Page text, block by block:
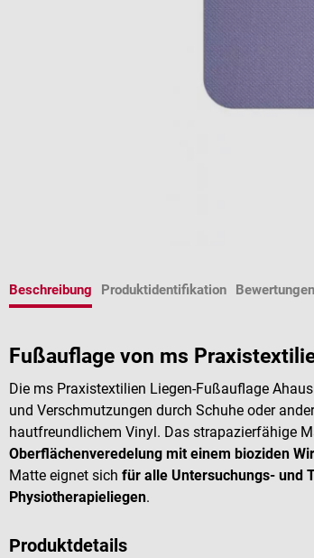
Beschreibung Produktidentifikation Bewertungen
Fußauflage von ms
Die ms Praxistextilien Liegen-Fußauflage Ahaus
und Verschmutzungen durch Schuhe oder
hautfreundlichem Vinyl. Das strapazierfähige
Oberflächenveredelung mit einem bioziden
Matte eignet sich für alle Untersuchungs- und
Physiotherapieliegen.
Produktdetails